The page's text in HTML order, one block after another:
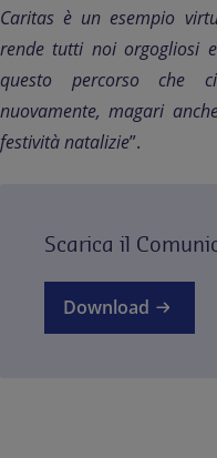
Caritas è un esempio
rende tutti noi orgogliosi
questo percorso che
nuovamente, magari
festività natalizie”.
Scarica il
Download